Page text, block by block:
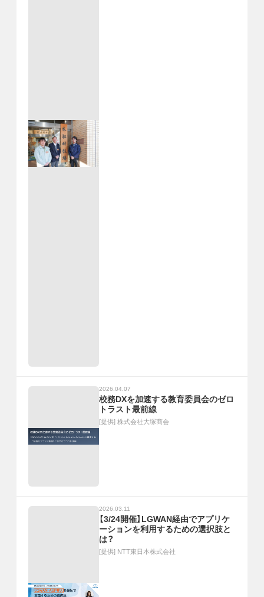
2026.04.07
校務DXを加速する教育委員会のゼロ
トラスト最前線
[提供] 株式会社大塚商会
2026.03.11
【3/24開催】LGWAN経由でアプリケ
ーションを利用するための選択肢と
は？
[提供] NTT東日本株式会社